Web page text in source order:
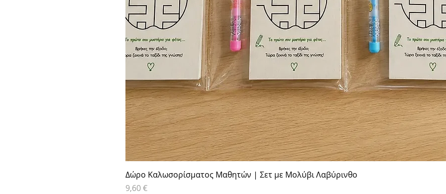
Γρήγορη προβολή
Δώρο Καλωσορίσματος Μαθητών | Σετ με Μολύβι Λαβύρινθο
Τιμή
9,60 €